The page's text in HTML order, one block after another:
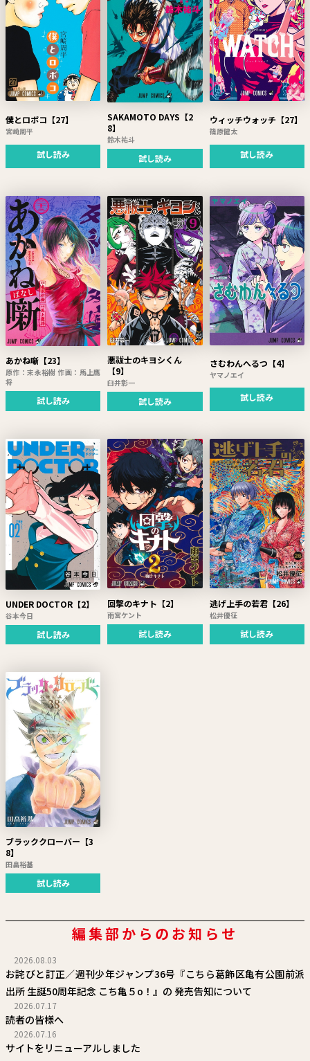
僕とロボコ【27】
宮崎周平
試し読み
SAKAMOTO DAYS【2
8】
鈴木祐斗
試し読み
ウィッチウォッチ【27】
篠原健太
試し読み
あかね噺【23】
原作：末永裕樹 作画：馬上鷹
将
試し読み
悪祓士のキヨシくん
【9】
臼井彰一
試し読み
さむわんへるつ【4】
ヤマノエイ
試し読み
UNDER DOCTOR【2】
谷本今日
試し読み
回撃のキナト【2】
雨宮ケント
試し読み
逃げ上手の若君【26】
松井優征
試し読み
ブラッククローバー【3
8】
田畠裕基
試し読み
編集部からのお知らせ
2026.08.03
お詫びと訂正／週刊少年ジャンプ36号『こちら葛飾区亀有公園前派
出所 生誕50周年記念 こち亀５o！』の 発売告知について
2026.07.17
読者の皆様へ
2026.07.16
サイトをリニューアルしました